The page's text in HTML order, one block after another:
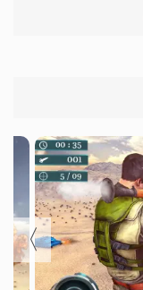
〉